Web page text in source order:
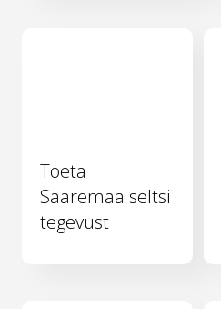
Toeta
Saaremaa seltsi
tegevust